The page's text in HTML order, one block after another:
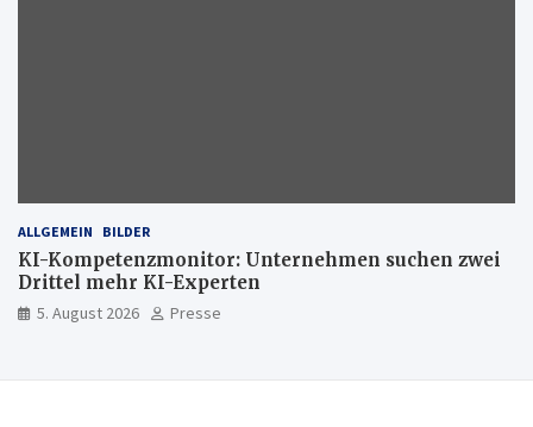
ALLGEMEIN BILDER
KI-Kompetenzmonitor: Unternehmen suchen zwei
Drittel mehr KI-Experten
5. August 2026 Presse